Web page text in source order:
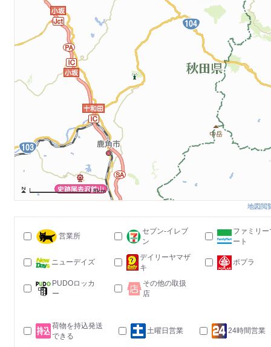
8km
地図閲
営業所
セブン-イレブ
ン
ファミリー
ート
ニューデイズ
デイリーヤマザ
キ
ポプラ
PUDOロッカ
ー
その他の取扱
店
荷物を持込発送
できる
土曜日営業 24時間営業